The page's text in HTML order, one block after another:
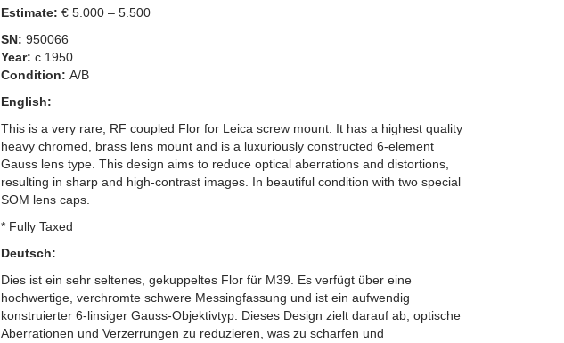
Estimate: € 5.000 – 5.500
SN: 950066
Year: c.1950
Condition: A/B
English:
This is a very rare, RF coupled Flor for Leica screw mount. It has a highest quality
heavy chromed, brass lens mount and is a luxuriously constructed 6-element
Gauss lens type. This design aims to reduce optical aberrations and distortions,
resulting in sharp and high-contrast images. In beautiful condition with two special
SOM lens caps.
* Fully Taxed
Deutsch:
Dies ist ein sehr seltenes, gekuppeltes Flor für M39. Es verfügt über eine
hochwertige, verchromte schwere Messingfassung und ist ein aufwendig
konstruierter 6-linsiger Gauss-Objektivtyp. Dieses Design zielt darauf ab, optische
Aberrationen und Verzerrungen zu reduzieren, was zu scharfen und